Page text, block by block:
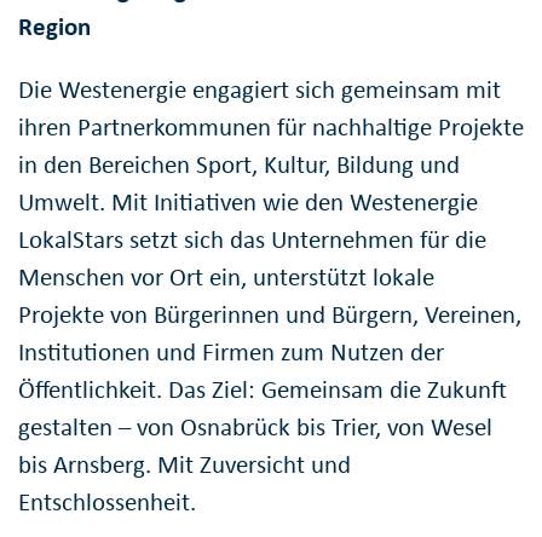
Region
Die Westenergie engagiert sich gemeinsam mit
ihren Partnerkommunen für nachhaltige Projekte
in den Bereichen Sport, Kultur, Bildung und
Umwelt. Mit Initiativen wie den Westenergie
LokalStars setzt sich das Unternehmen für die
Menschen vor Ort ein, unterstützt lokale
Projekte von Bürgerinnen und Bürgern, Vereinen,
Institutionen und Firmen zum Nutzen der
Öffentlichkeit. Das Ziel: Gemeinsam die Zukunft
gestalten – von Osnabrück bis Trier, von Wesel
bis Arnsberg. Mit Zuversicht und
Entschlossenheit.